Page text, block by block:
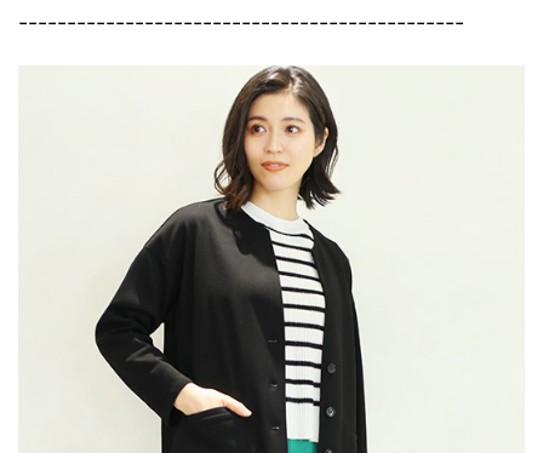
----------------------------------------------